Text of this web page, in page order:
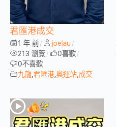
君匯港成交
1 年 前 / joelau /
213 瀏覽 / 0喜歡 /
0不喜歡
九龍 君匯港 奧運站 成交